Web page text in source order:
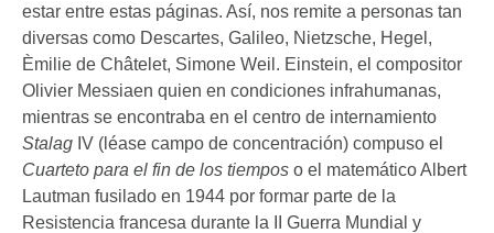
estar entre estas páginas. Así, nos remite a personas tan
diversas como Descartes, Galileo, Nietzsche, Hegel,
Èmilie de Châtelet, Simone Weil. Einstein, el compositor
Olivier Messiaen quien en condiciones infrahumanas,
mientras se encontraba en el centro de internamiento
Stalag IV (léase campo de concentración) compuso el
Cuarteto para el fin de los tiempos o el matemático Albert
Lautman fusilado en 1944 por formar parte de la
Resistencia francesa durante la II Guerra Mundial y